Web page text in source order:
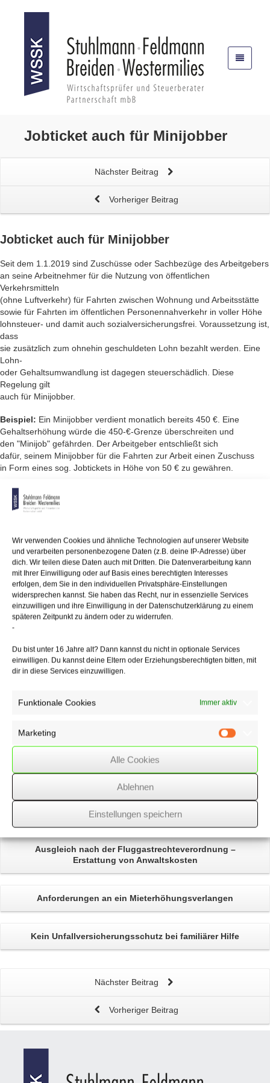
Wir verwenden Cookies und ähnliche Technologien auf unserer Website
und verarbeiten personenbezogene Daten (z.B. deine IP-Adresse) über
dich. Wir teilen diese Daten auch mit Dritten. Die Datenverarbeitung kann
mit Ihrer Einwilligung oder auf Basis eines berechtigten Interesses
erfolgen, dem Sie in den individuellen Privatsphäre-Einstellungen
widersprechen kannst. Sie haben das Recht, nur in essenzielle Services
einzuwilligen und ihre Einwilligung in der Datenschutzerklärung zu einem
späteren Zeitpunkt zu ändern oder zu widerrufen.
-
Du bist unter 16 Jahre alt? Dann kannst du nicht in optionale Services
einwilligen. Du kannst deine Eltern oder Erziehungsberechtigten bitten, mit
dir in diese Services einzuwilligen.
Funktionale Cookies Immer aktiv
Marketing
Alle Cookies
Ablehnen
Einstellungen speichern
Jobticket auch für Minijobber
Nächster Beitrag
Vorheriger Beitrag
Jobticket auch für Minijobber
Seit dem 1.1.2019 sind Zuschüsse oder Sachbezüge des Arbeitgebers
an seine Arbeitnehmer für die Nutzung von öffentlichen
Verkehrsmitteln
(ohne Luftverkehr) für Fahrten zwischen Wohnung und Arbeitsstätte
sowie für Fahrten im öffentlichen Personennahverkehr in voller Höhe
lohnsteuer- und damit auch sozialversicherungsfrei. Voraussetzung ist,
dass
sie zusätzlich zum ohnehin geschuldeten Lohn bezahlt werden. Eine
Lohn-
oder Gehaltsumwandlung ist dagegen steuerschädlich. Diese
Regelung gilt
auch für Minijobber.
Beispiel: Ein Minijobber verdient monatlich bereits 450 €. Eine
Gehaltserhöhung würde die 450-€-Grenze überschreiten und
den "Minijob" gefährden. Der Arbeitgeber entschließt sich
dafür, seinem Minijobber für die Fahrten zur Arbeit einen Zuschuss
in Form eines sog. Jobtickets in Höhe von 50 € zu gewähren.
Vorteil:
sich bei dem Jobticket um einen lohnsteuer- und
sozialversicherungsfreien Sachbezug
neue Regelung werden auch private Fahrten im öffentlichen
Nahverkehr in
die Steuerbefreiung einbezogen.
Anmerkung:Aufwendungen für ein Jobticket blieben bisher als
Sachbezug
nur bis zu einer Freigrenze von monatlich 44 € steuer- und
sozialversicherungsfrei.
pauschal zu versteuern. Mit der neuen Regelung kann der Arbeitgeber
seinen Arbeitnehmern
weiter "Gehaltsvorteile" zukommen lassen, ohne die 450-€-Grenze
28/05/2019 /
Überden Autor
Ausgleich nach der Fluggastrechteverordnung –
Erstattung von Anwaltskosten
Anforderungen an ein Mieterhöhungsverlangen
Kein Unfallversicherungsschutz bei familiärer Hilfe
Nächster Beitrag
Vorheriger Beitrag